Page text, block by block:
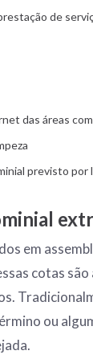
de
das áreas
previsto por
em
cotas são
ou